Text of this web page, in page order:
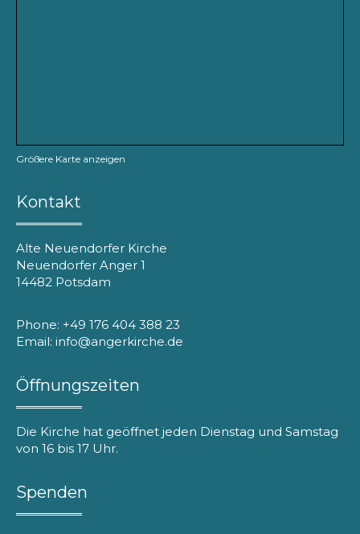
Größere Karte anzeigen
Kontakt
Alte Neuendorfer Kirche
Neuendorfer Anger 1
14482 Potsdam
Phone: +49 176 404 388 23
Email: info@angerkirche.de
Öffnungszeiten
Die Kirche hat geöffnet jeden Dienstag und Samstag
von 16 bis 17 Uhr.
Spenden